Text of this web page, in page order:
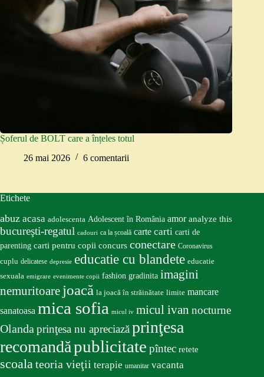
Șoferul de BOLT care a înțeles totul
26 mai 2026
6 comentarii
Etichete
abuz acasa adolescenta Adolescent în România amor analyze this
bucureşti-regatul cadouri ca la școală carte carti carti de
parenting carti pentru copii concurs conectare Coronavirus
cuplu delicatese depresie educatie cu blandete educatie
sexuala emigrare evenimente copii fashion gradinita imagini
nemuritoare joacă la joacă în străinătate limite mancare
sanatoasa mica sofia micul iv micul ivan nocturne
Olanda prinţesa nu apreciază prinţesa
recomandăpublicitate pîntec retete
scoala teoria vieţii terapie umanitar vacanta